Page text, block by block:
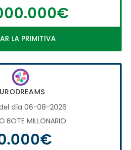
LA PRIMITIVA
día 06-08-2026
BOTE MILLONARIO: